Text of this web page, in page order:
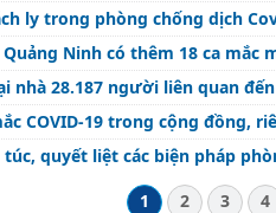
ly trong phòng chống dịch
Ninh có thêm 18 ca mắc
nhà 28.187 người liên quan
COVID-19 trong cộng đồng,
quyết liệt các biện pháp
1
2 3 4